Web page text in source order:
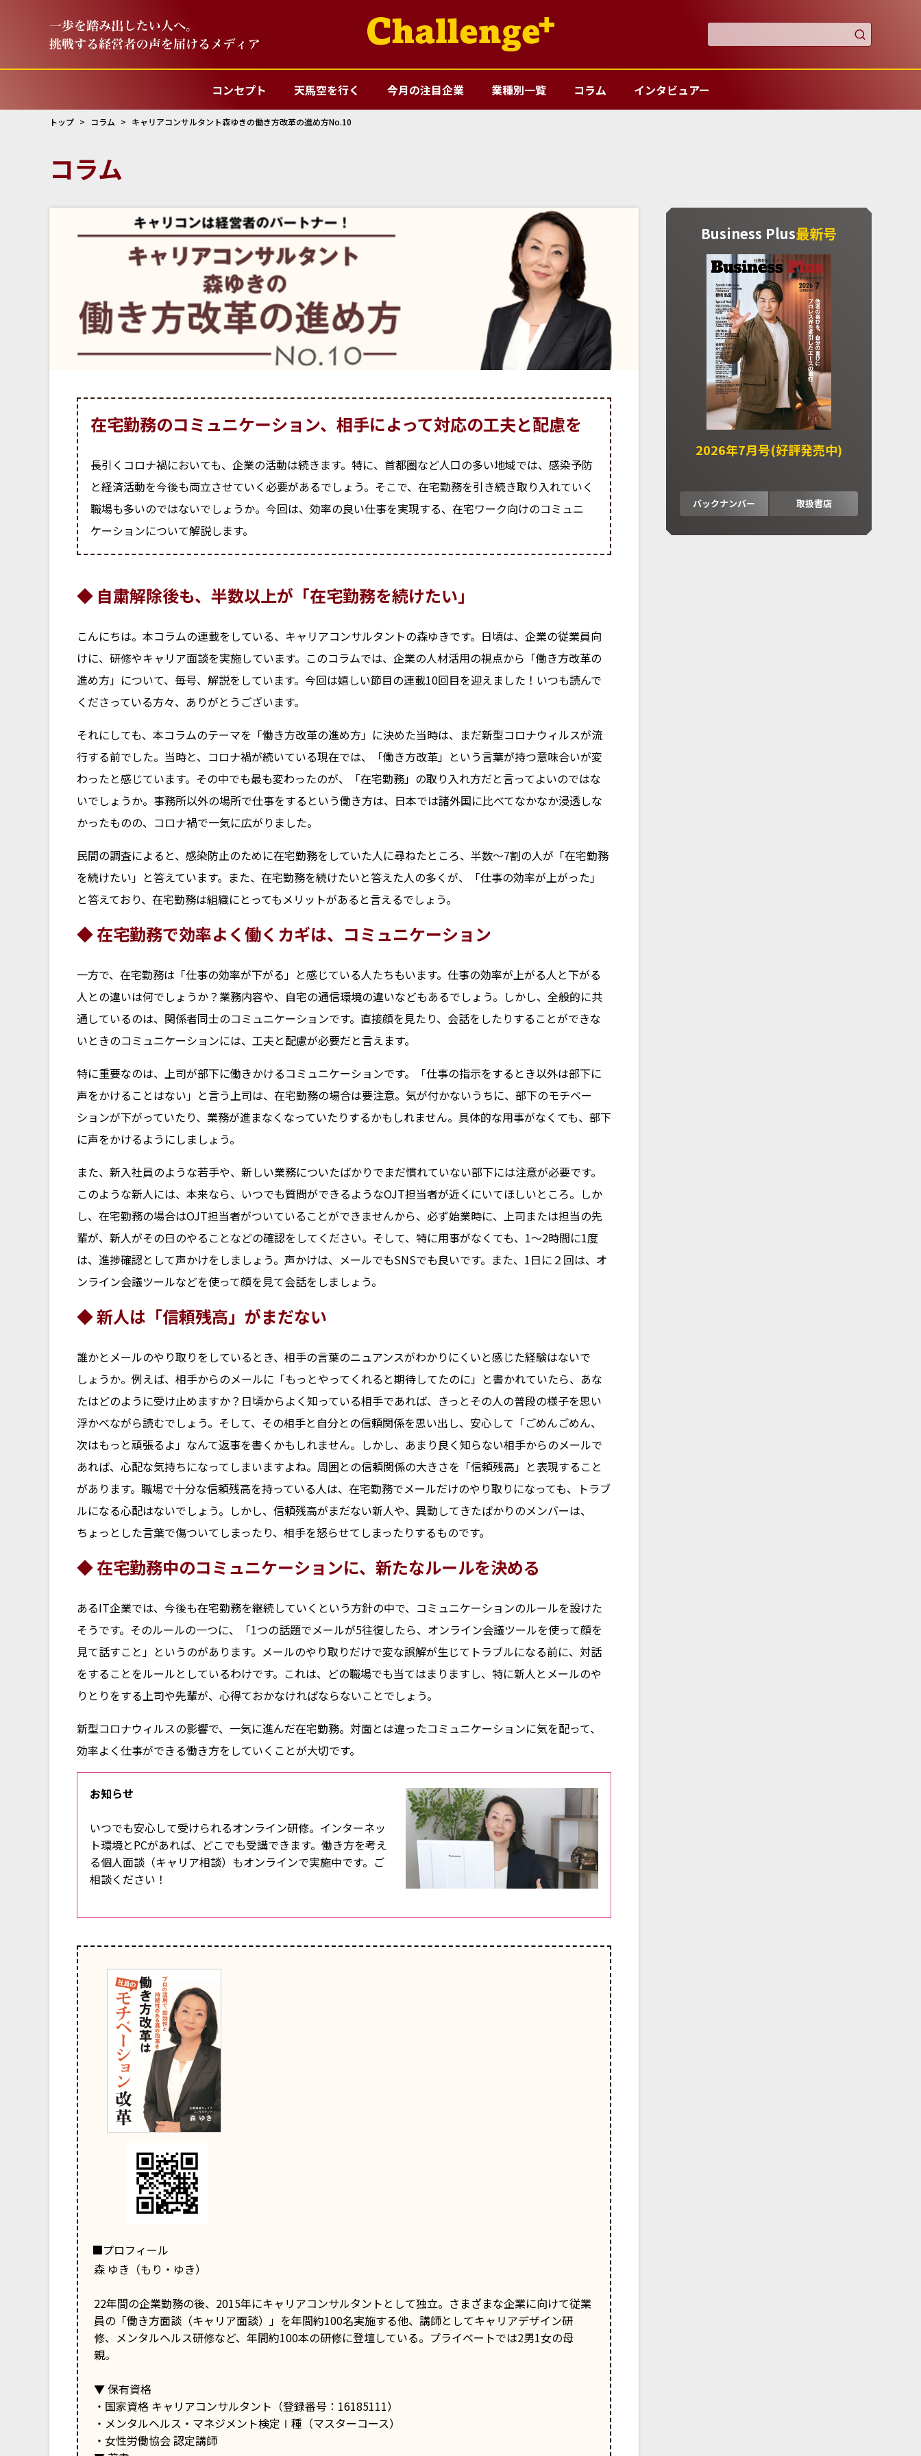

コンセプト 天馬空を行く 今月の注目企業 業種別一覧 コラム インタビュアー
トップ コラム キャリアコンサルタント森ゆきの働き方改革の進め方No.10
コラム
在宅勤務のコミュニケーション、相手によって対応の工夫と配慮を
長引くコロナ禍においても、企業の活動は続きます。特に、首都圏など人口の多い地域では、感染予防
と経済活動を今後も両立させていく必要があるでしょう。そこで、在宅勤務を引き続き取り入れていく
職場も多いのではないでしょうか。今回は、効率の良い仕事を実現する、在宅ワーク向けのコミュニ
ケーションについて解説します。
◆ 自粛解除後も、半数以上が「在宅勤務を続けたい」
こんにちは。本コラムの連載をしている、キャリアコンサルタントの森ゆきです。日頃は、企業の従業員向
けに、研修やキャリア面談を実施しています。このコラムでは、企業の人材活用の視点から「働き方改革の
進め方」について、毎号、解説をしています。今回は嬉しい節目の連載10回目を迎えました！いつも読んで
くださっている方々、ありがとうございます。
それにしても、本コラムのテーマを「働き方改革の進め方」に決めた当時は、まだ新型コロナウィルスが流
行する前でした。当時と、コロナ禍が続いている現在では、「働き方改革」という言葉が持つ意味合いが変
わったと感じています。その中でも最も変わったのが、「在宅勤務」の取り入れ方だと言ってよいのではな
いでしょうか。事務所以外の場所で仕事をするという働き方は、日本では諸外国に比べてなかなか浸透しな
かったものの、コロナ禍で一気に広がりました。
民間の調査によると、感染防止のために在宅勤務をしていた人に尋ねたところ、半数～7割の人が「在宅勤務
を続けたい」と答えています。また、在宅勤務を続けたいと答えた人の多くが、「仕事の効率が上がった」
と答えており、在宅勤務は組織にとってもメリットがあると言えるでしょう。
◆ 在宅勤務で効率よく働くカギは、コミュニケーション
一方で、在宅勤務は「仕事の効率が下がる」と感じている人たちもいます。仕事の効率が上がる人と下がる
人との違いは何でしょうか？業務内容や、自宅の通信環境の違いなどもあるでしょう。しかし、全般的に共
通しているのは、関係者同士のコミュニケーションです。直接顔を見たり、会話をしたりすることができな
いときのコミュニケーションには、工夫と配慮が必要だと言えます。
特に重要なのは、上司が部下に働きかけるコミュニケーションです。「仕事の指示をするとき以外は部下に
声をかけることはない」と言う上司は、在宅勤務の場合は要注意。気が付かないうちに、部下のモチベー
ションが下がっていたり、業務が進まなくなっていたりするかもしれません。具体的な用事がなくても、部下
に声をかけるようにしましょう。
また、新入社員のような若手や、新しい業務についたばかりでまだ慣れていない部下には注意が必要です。
このような新人には、本来なら、いつでも質問ができるようなOJT担当者が近くにいてほしいところ。しか
し、在宅勤務の場合はOJT担当者がついていることができませんから、必ず始業時に、上司または担当の先
輩が、新人がその日のやることなどの確認をしてください。そして、特に用事がなくても、1～2時間に1度
は、進捗確認として声かけをしましょう。声かけは、メールでもSNSでも良いです。また、1日に２回は、オ
ンライン会議ツールなどを使って顔を見て会話をしましょう。
◆ 新人は「信頼残高」がまだない
誰かとメールのやり取りをしているとき、相手の言葉のニュアンスがわかりにくいと感じた経験はないで
しょうか。例えば、相手からのメールに「もっとやってくれると期待してたのに」と書かれていたら、あな
たはどのように受け止めますか？日頃からよく知っている相手であれば、きっとその人の普段の様子を思い
浮かべながら読むでしょう。そして、その相手と自分との信頼関係を思い出し、安心して「ごめんごめん、
次はもっと頑張るよ」なんて返事を書くかもしれません。しかし、あまり良く知らない相手からのメールで
あれば、心配な気持ちになってしまいますよね。周囲との信頼関係の大きさを「信頼残高」と表現すること
があります。職場で十分な信頼残高を持っている人は、在宅勤務でメールだけのやり取りになっても、トラブ
ルになる心配はないでしょう。しかし、信頼残高がまだない新人や、異動してきたばかりのメンバーは、
ちょっとした言葉で傷ついてしまったり、相手を怒らせてしまったりするものです。
◆ 在宅勤務中のコミュニケーションに、新たなルールを決める
あるIT企業では、今後も在宅勤務を継続していくという方針の中で、コミュニケーションのルールを設けた
そうです。そのルールの一つに、「1つの話題でメールが5往復したら、オンライン会議ツールを使って顔を
見て話すこと」というのがあります。メールのやり取りだけで変な誤解が生じてトラブルになる前に、対話
をすることをルールとしているわけです。これは、どの職場でも当てはまりますし、特に新人とメールのや
りとりをする上司や先輩が、心得ておかなければならないことでしょう。
新型コロナウィルスの影響で、一気に進んだ在宅勤務。対面とは違ったコミュニケーションに気を配って、
効率よく仕事ができる働き方をしていくことが大切です。
お知らせ
いつでも安心して受けられるオンライン研修。インターネッ
ト環境とPCがあれば、どこでも受講できます。働き方を考え
る個人面談（キャリア相談）もオンラインで実施中です。ご
相談ください！
■プロフィール
森 ゆき（もり・ゆき）
22年間の企業勤務の後、2015年にキャリアコンサルタントとして独立。さまざまな企業に向けて従業
員の「働き方面談（キャリア面談）」を年間約100名実施する他、講師としてキャリアデザイン研
修、メンタルヘルス研修など、年間約100本の研修に登壇している。プライベートでは2男1女の母
親。
▼ 保有資格
・国家資格 キャリアコンサルタント（登録番号：16185111）
・メンタルヘルス・マネジメント検定Ⅰ種（マスターコース）
・女性労働協会 認定講師
Business Plus最新号
2026年7月号(好評発売中)
バックナンバー 取扱書店